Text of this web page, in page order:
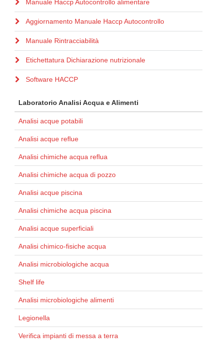
Manuale Haccp Autocontrollo alimentare
Aggiornamento Manuale Haccp Autocontrollo
Manuale Rintracciabilità
Etichettatura Dichiarazione nutrizionale
Software HACCP
Laboratorio Analisi Acqua e Alimenti
Analisi acque potabili
Analisi acque reflue
Analisi chimiche acqua reflua
Analisi chimiche acqua di pozzo
Analisi acque piscina
Analisi chimiche acqua piscina
Analisi acque superficiali
Analisi chimico-fisiche acqua
Analisi microbiologiche acqua
Shelf life
Analisi microbiologiche alimenti
Legionella
Verifica impianti di messa a terra